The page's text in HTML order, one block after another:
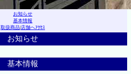
お知らせ
基本情報
取扱商品|店舗へｱｸｾｽ
お知らせ
基本情報